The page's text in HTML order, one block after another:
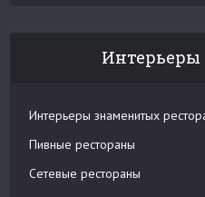
Интерьеры
Интерьеры знаменитых
Пивные рестораны
Сетевые рестораны